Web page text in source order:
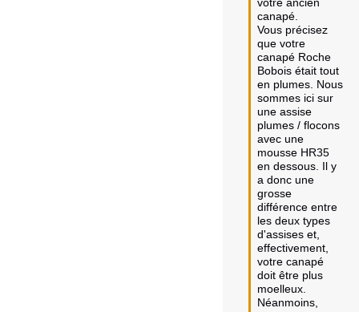
canapé.
Vous précisez
que votre
canapé Roche
Bobois était tout
en plumes. Nous
sommes ici sur
une assise
plumes / flocons
avec une
mousse HR35
en dessous. Il y
a donc une
grosse
différence entre
les deux types
d'assises et,
effectivement,
votre canapé
doit être plus
moelleux.
Néanmoins,